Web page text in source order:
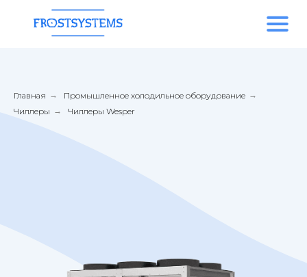
Главная → Промышленное холодильное оборудование →
Чиллеры → Чиллеры Wesper